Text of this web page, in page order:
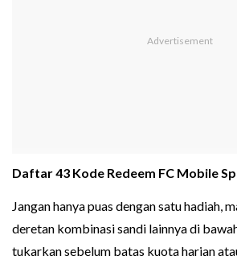
Daftar 43 Kode Redeem FC Mobile
Jangan hanya puas dengan satu hadiah,
deretan kombinasi sandi lainnya di
tukarkan sebelum batas kuota harian